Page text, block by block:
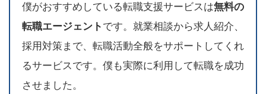
僕がおすすめしている転職支援サービスは無料の
転職エージェント です。就業相談から求人紹介、
採用対策まで、転職活動全般をサポートしてくれ
るサービスです。僕も実際に利用して転職を成功
させました。